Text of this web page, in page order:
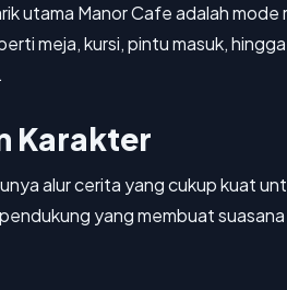
utama Manor Cafe adalah mode
meja, kursi, pintu masuk,
Karakter
alur cerita yang cukup kuat
yang membuat